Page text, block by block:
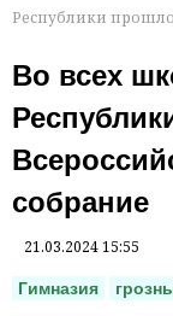
Республики прошло
Во всех
собрание
21.03.2024 15:55
Гимназия